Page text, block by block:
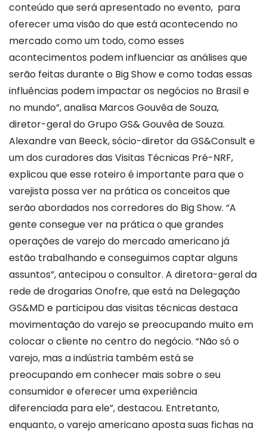
conteúdo que será apresentado no evento, para
oferecer uma visão do que está acontecendo no
mercado como um todo, como esses
acontecimentos podem influenciar as análises que
serão feitas durante o Big Show e como todas essas
influências podem impactar os negócios no Brasil e
no mundo”, analisa Marcos Gouvêa de Souza,
diretor-geral do Grupo GS& Gouvêa de Souza.
Alexandre van Beeck, sócio-diretor da GS&Consult e
um dos curadores das Visitas Técnicas Pré-NRF,
explicou que esse roteiro é importante para que o
varejista possa ver na prática os conceitos que
serão abordados nos corredores do Big Show. “A
gente consegue ver na prática o que grandes
operações de varejo do mercado americano já
estão trabalhando e conseguimos captar alguns
assuntos”, antecipou o consultor. A diretora-geral da
rede de drogarias Onofre, que está na Delegação
GS&MD e participou das visitas técnicas destaca
movimentação do varejo se preocupando muito em
colocar o cliente no centro do negócio. “Não só o
varejo, mas a indústria também está se
preocupando em conhecer mais sobre o seu
consumidor e oferecer uma experiência
diferenciada para ele”, destacou. Entretanto,
enquanto, o varejo americano aposta suas fichas na